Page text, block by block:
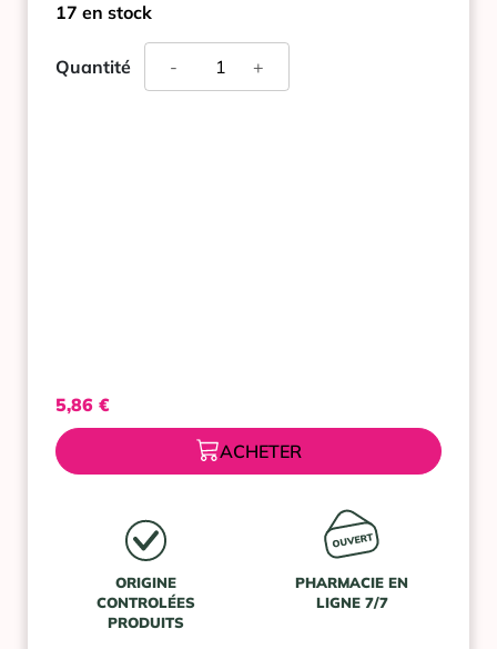
17 en stock
Quantité +
quantité
-
5,86 €
ACHETER
ORIGINE
CONTROLÉES
PRODUITS
PHARMACIE EN
LIGNE 7/7